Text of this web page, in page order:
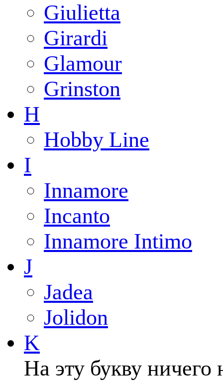
Giulietta
Girardi
Glamour
Grinston
H
Hobby Line
I
Innamore
Incanto
Innamore Intimo
J
Jadea
Jolidon
K
На эту букву ничего